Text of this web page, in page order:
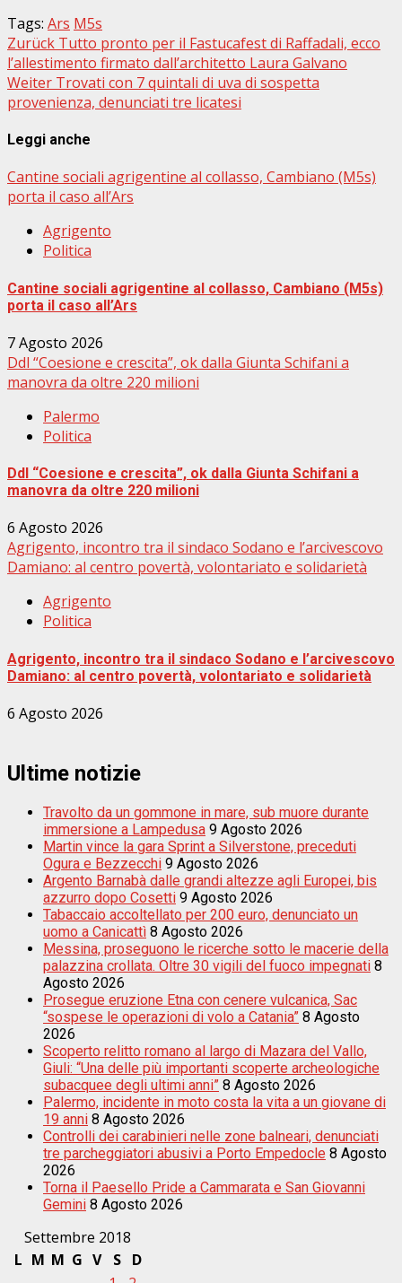
Tags: Ars M5s
Beitragsnavigation
Zurück Tutto pronto per il Fastucafest di Raffadali, ecco
l’allestimento firmato dall’architetto Laura Galvano
Weiter Trovati con 7 quintali di uva di sospetta
provenienza, denunciati tre licatesi
Leggi anche
Cantine sociali agrigentine al collasso, Cambiano (M5s)
porta il caso all’Ars
Agrigento
Politica
Cantine sociali agrigentine al collasso, Cambiano (M5s)
porta il caso all’Ars
7 Agosto 2026
Ddl “Coesione e crescita”, ok dalla Giunta Schifani a
manovra da oltre 220 milioni
Palermo
Politica
Ddl “Coesione e crescita”, ok dalla Giunta Schifani a
manovra da oltre 220 milioni
6 Agosto 2026
Agrigento, incontro tra il sindaco Sodano e l’arcivescovo
Damiano: al centro povertà, volontariato e solidarietà
Agrigento
Politica
Agrigento, incontro tra il sindaco Sodano e l’arcivescovo
Damiano: al centro povertà, volontariato e solidarietà
6 Agosto 2026
Ultime notizie
Travolto da un gommone in mare, sub muore durante
immersione a Lampedusa 9 Agosto 2026
Martin vince la gara Sprint a Silverstone, preceduti
Ogura e Bezzecchi 9 Agosto 2026
Argento Barnabà dalle grandi altezze agli Europei, bis
azzurro dopo Cosetti 9 Agosto 2026
Tabaccaio accoltellato per 200 euro, denunciato un
uomo a Canicattì 8 Agosto 2026
Messina, proseguono le ricerche sotto le macerie della
palazzina crollata. Oltre 30 vigili del fuoco impegnati 8
Agosto 2026
Prosegue eruzione Etna con cenere vulcanica, Sac
“sospese le operazioni di volo a Catania” 8 Agosto
2026
Scoperto relitto romano al largo di Mazara del Vallo,
Giuli: “Una delle più importanti scoperte archeologiche
subacquee degli ultimi anni” 8 Agosto 2026
Palermo, incidente in moto costa la vita a un giovane di
19 anni 8 Agosto 2026
Controlli dei carabinieri nelle zone balneari, denunciati
tre parcheggiatori abusivi a Porto Empedocle 8 Agosto
2026
Torna il Paesello Pride a Cammarata e San Giovanni
Gemini 8 Agosto 2026
Settembre 2018
L M M G V S
D